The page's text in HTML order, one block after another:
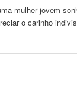
mulher jovem
ocarinho